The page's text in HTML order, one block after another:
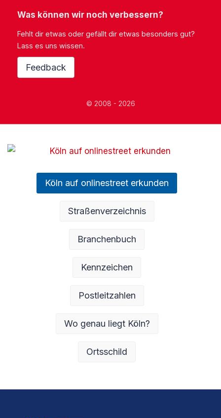
Was können wir noch verbessern?
Fehlt dir etwas oder gefällt dir etwas besonders gut?
Lass es uns wissen.
Feedback
© 2008 - 2026
Köln auf onlinestreet erkunden
Straßenverzeichnis
Branchenbuch
Kennzeichen
Postleitzahlen
Wo genau liegt Köln?
Ortsschild